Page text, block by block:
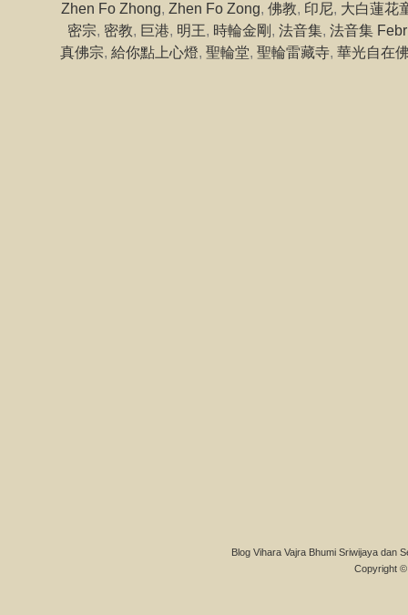
Zhen Fo Zhong, Zhen Fo Zong, 佛教, 印尼, 大白蓮花
密宗, 密教, 巨港, 明王, 時輪金剛, 法音集, 法音集
真佛宗, 給你點上心燈, 聖輪堂, 聖輪雷藏寺, 華光自在
Blog Vihara Vajra Bhumi Sriwijaya dan
Copyright ©